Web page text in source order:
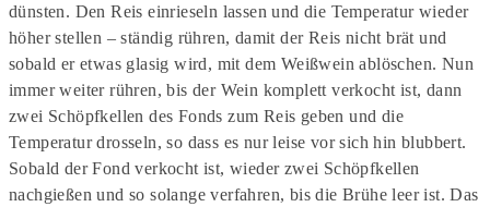
dünsten. Den Reis einrieseln lassen und die Temperatur wieder
höher stellen – ständig rühren, damit der Reis nicht brät und
sobald er etwas glasig wird, mit dem Weißwein ablöschen. Nun
immer weiter rühren, bis der Wein komplett verkocht ist, dann
zwei Schöpfkellen des Fonds zum Reis geben und die
Temperatur drosseln, so dass es nur leise vor sich hin blubbert.
Sobald der Fond verkocht ist, wieder zwei Schöpfkellen
nachgießen und so solange verfahren, bis die Brühe leer ist. Das